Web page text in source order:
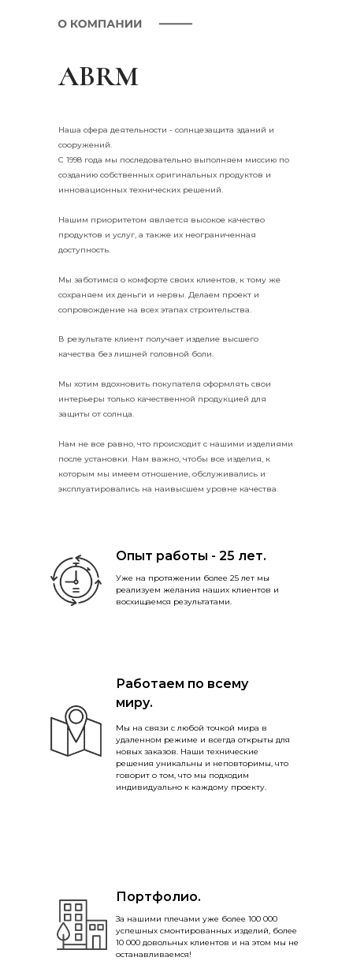
ABRM
Наша сфера деятельности - солнцезащита зданий и
сооружений.
С 1998 года мы последовательно выполняем миссию по
созданию собственных оригинальных продуктов и
инновационных технических решений.
Нашим приоритетом является высокое качество
продуктов и услуг, а также их неограниченная
доступность.
Мы заботимся о комфорте своих клиентов, к тому же
сохраняем их деньги и нервы. Делаем проект и
сопровождение на всех этапах строительства.
В результате клиент получает изделие высшего
качества без лишней головной боли.
Мы хотим вдохновить покупателя оформлять свои
интерьеры только качественной продукцией для
защиты от солнца.
Нам не все равно, что происходит с нашими изделиями
после установки. Нам важно, чтобы все изделия, к
которым мы имеем отношение, обслуживались и
эксплуатировались на наивысшем уровне качества.
Опыт работы - 25 лет.
Уже на протяжении более 25 лет мы
реализуем желания наших клиентов и
восхищаемся результатами.
Работаем по всему
миру.
Мы на связи с любой точкой мира в
удаленном режиме и всегда открыты для
новых заказов. Наши технические
решения уникальны и неповторимы, что
говорит о том, что мы подходим
индивидуально к каждому проекту.
Портфолио.
За нашими плечами уже более 100 000
успешных смонтированных изделий, более
10 000 довольных клиентов и на этом мы не
останавливаемся!